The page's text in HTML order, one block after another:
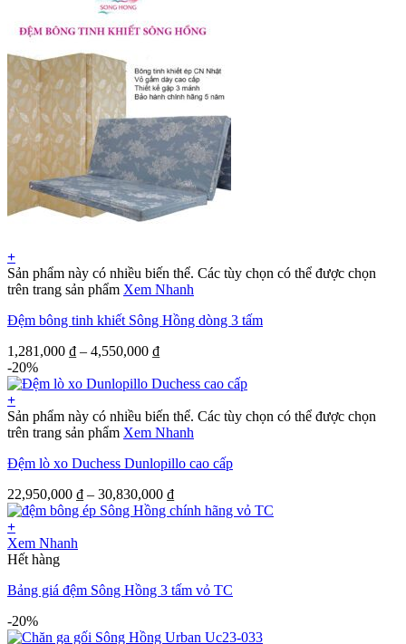
+
Sản phẩm này có nhiều biến thể. Các tùy chọn có thể được chọn
trên trang sản phẩm Xem Nhanh
Đệm bông tinh khiết Sông Hồng dòng 3 tấm
1,281,000 ₫ – 4,550,000 ₫
-20%
+
Sản phẩm này có nhiều biến thể. Các tùy chọn có thể được chọn
trên trang sản phẩm Xem Nhanh
Đệm lò xo Duchess Dunlopillo cao cấp
22,950,000 ₫ – 30,830,000 ₫
+
Xem Nhanh
Hết hàng
Bảng giá đệm Sông Hồng 3 tấm vỏ TC
-20%